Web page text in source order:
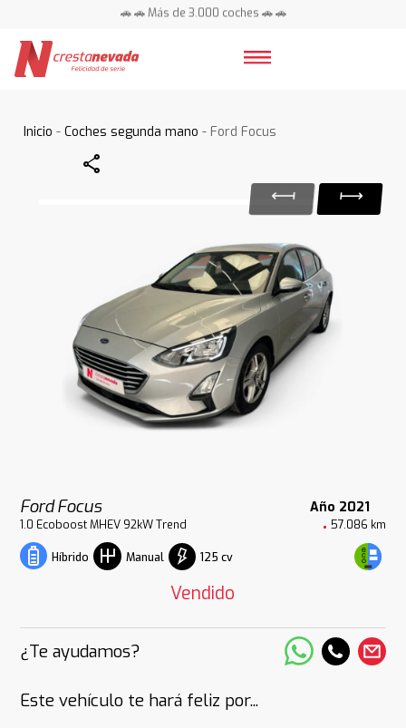
🚗 🚗 Más de 3.000 coches 🚗 🚗
Inicio -Coches segunda mano - Ford Focus
Share
Ford Focus Año 2021
1.0 Ecoboost MHEV 92kW Trend 57.086 km
Híbrido Manual 125 cv
Vendido
¿Te ayudamos?
Este vehículo te hará feliz por...